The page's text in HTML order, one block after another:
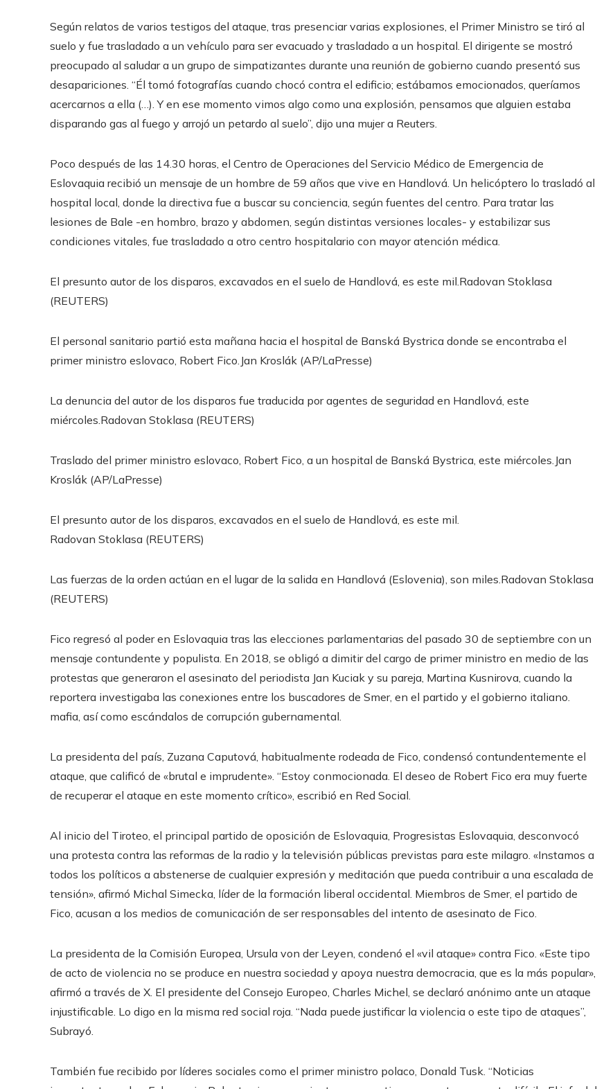
Según relatos de varios testigos del ataque, tras presenciar varias explosiones, el Primer Ministro se tiró al
suelo y fue trasladado a un vehículo para ser evacuado y trasladado a un hospital. El dirigente se mostró
preocupado al saludar a un grupo de simpatizantes durante una reunión de gobierno cuando presentó sus
desapariciones. “Él tomó fotografías cuando chocó contra el edificio; estábamos emocionados, queríamos
acercarnos a ella (…). Y en ese momento vimos algo como una explosión, pensamos que alguien estaba
disparando gas al fuego y arrojó un petardo al suelo”, dijo una mujer a Reuters.
Poco después de las 14.30 horas, el Centro de Operaciones del Servicio Médico de Emergencia de
Eslovaquia recibió un mensaje de un hombre de 59 años que vive en Handlová. Un helicóptero lo trasladó al
hospital local, donde la directiva fue a buscar su conciencia, según fuentes del centro. Para tratar las
lesiones de Bale -en hombro, brazo y abdomen, según distintas versiones locales- y estabilizar sus
condiciones vitales, fue trasladado a otro centro hospitalario con mayor atención médica.
El presunto autor de los disparos, excavados en el suelo de Handlová, es este mil. Radovan Stoklasa
(REUTERS)
El personal sanitario partió esta mañana hacia el hospital de Banská Bystrica donde se encontraba el
primer ministro eslovaco, Robert Fico. Jan Kroslák (AP/LaPresse)
La denuncia del autor de los disparos fue traducida por agentes de seguridad en Handlová, este
miércoles. Radovan Stoklasa (REUTERS)
Traslado del primer ministro eslovaco, Robert Fico, a un hospital de Banská Bystrica, este miércoles. Jan
Kroslák (AP/LaPresse)
El presunto autor de los disparos, excavados en el suelo de Handlová, es este mil.
Radovan Stoklasa (REUTERS)
Las fuerzas de la orden actúan en el lugar de la salida en Handlová (Eslovenia), son miles. Radovan Stoklasa
(REUTERS)
Fico regresó al poder en Eslovaquia tras las elecciones parlamentarias del pasado 30 de septiembre con un
mensaje contundente y populista. En 2018, se obligó a dimitir del cargo de primer ministro en medio de las
protestas que generaron el asesinato del periodista Jan Kuciak y su pareja, Martina Kusnirova, cuando la
reportera investigaba las conexiones entre los buscadores de Smer, en el partido y el gobierno italiano.
mafia, así como escándalos de corrupción gubernamental.
La presidenta del país, Zuzana Caputová, habitualmente rodeada de Fico, condensó contundentemente el
ataque, que calificó de «brutal e imprudente». “Estoy conmocionada. El deseo de Robert Fico era muy fuerte
de recuperar el ataque en este momento crítico», escribió en Red Social.
Al inicio del Tiroteo, el principal partido de oposición de Eslovaquia, Progresistas Eslovaquia, desconvocó
una protesta contra las reformas de la radio y la televisión públicas previstas para este milagro. «Instamos a
todos los políticos a abstenerse de cualquier expresión y meditación que pueda contribuir a una escalada de
tensión», afirmó Michal Simecka, líder de la formación liberal occidental. Miembros de Smer, el partido de
Fico, acusan a los medios de comunicación de ser responsables del intento de asesinato de Fico.
La presidenta de la Comisión Europea, Ursula von der Leyen, condenó el «vil ataque» contra Fico. «Este tipo
de acto de violencia no se produce en nuestra sociedad y apoya nuestra democracia, que es la más popular»,
afirmó a través de X. El presidente del Consejo Europeo, Charles Michel, se declaró anónimo ante un ataque
injustificable. Lo digo en la misma red social roja. “Nada puede justificar la violencia o este tipo de ataques”,
Subrayó.
También fue recibido por líderes sociales como el primer ministro polaco, Donald Tusk. “Noticias